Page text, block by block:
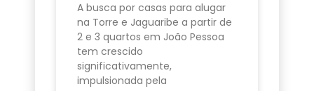
A busca por casas para alugar
na Torre e Jaguaribe a partir de
2 e 3 quartos em João Pessoa
tem crescido
significativamente,
impulsionada pela